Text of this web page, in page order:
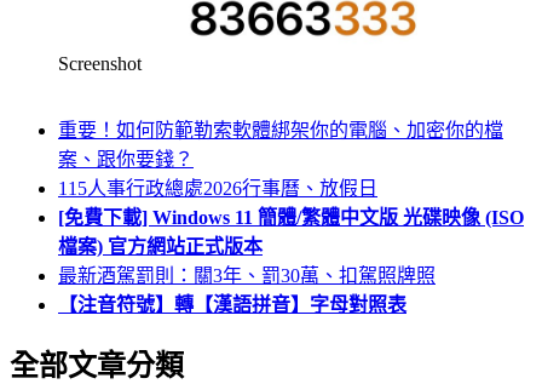
Screenshot
重要！如何防範勒索軟體綁架你的電腦、加密你的檔
案、跟你要錢？
115人事行政總處2026行事曆、放假日
[免費下載] Windows 11 簡體/繁體中文版 光碟映像 (ISO
檔案) 官方網站正式版本
最新酒駕罰則：關3年、罰30萬、扣駕照牌照
【注音符號】轉【漢語拼音】字母對照表
全部文章分類